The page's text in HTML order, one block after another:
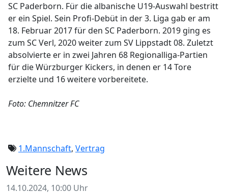
SC Paderborn. Für die albanische U19-Auswahl bestritt
er ein Spiel. Sein Profi-Debüt in der 3. Liga gab er am
18. Februar 2017 für den SC Paderborn. 2019 ging es
zum SC Verl, 2020 weiter zum SV Lippstadt 08. Zuletzt
absolvierte er in zwei Jahren 68 Regionalliga-Partien
für die Würzburger Kickers, in denen er 14 Tore
erzielte und 16 weitere vorbereitete.
Foto: Chemnitzer FC
1.Mannschaft, Vertrag
Weitere News
14.10.2024, 10:00 Uhr